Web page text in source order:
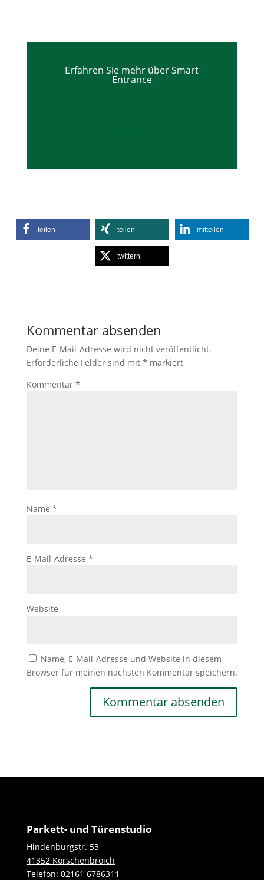
Erfahren Sie mehr über Smart
Entrance
teilen teilen mitteilen
twittern
Kommentar absenden
Deine E-Mail-Adresse wird nicht veröffentlicht.
Erforderliche Felder sind mit * markiert
Kommentar *
Name *
E-Mail-Adresse *
Website
Name, E-Mail-Adresse und Website in diesem
Browser für meinen nächsten Kommentar speichern.
Parkett- und Türenstudio
Hindenburgstr. 53
41352 Korschenbroich
Telefon: 02161 6786311